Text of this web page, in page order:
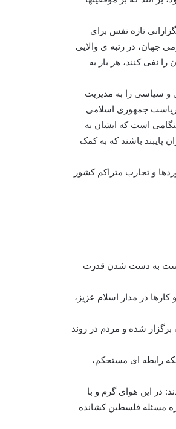
تازه نفس برای
جهان، در رتبه ی والایی
نفی کنند، هر بار به
و سیاسی را به مدیریت
ریاست جمهوری اسلامی
است که ایشان به
پایبند باشند که به کمک
و تجارب متراکم کشور
دست به دست شدن قدرت
در مدار اسلام عزیز،
در ۳۴ سال اخیر تقریباً هر سال یک انتخابات برگزار شده و مردم در روند
رابطه ای مستحکم،
در این هوای گرم و با
مسئله فلسطین کشانده